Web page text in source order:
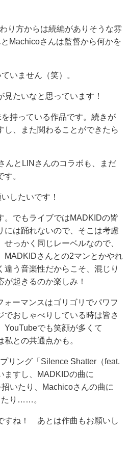
り方からは続編がありそうな雰
Machicoさんは監督から何かを
いません（笑）。
見たいなと思っています！
持っている作品です。続きが
し、また関わることができたら
んとLINさんのコラボも、まだ
。
したいです！
。でもライブではMADKIDの皆
には踊れないので、そこは考慮
っかく同じレーベルなので、
MADKIDさんとの2マンとかやれ
違う音楽性だからこそ、混じり
起きるのか楽しみ！
ォーマンスはゴリゴリでパワフ
でおしゃべりしている時は皆さ
YouTubeでも笑顔が多くて
私との共通点かも。
リング「Silence Shatter（feat.
ますし、MADKIDの曲に
いたり、Machicoさんの曲に
たり……。
すね！ あとは作曲もお願いし